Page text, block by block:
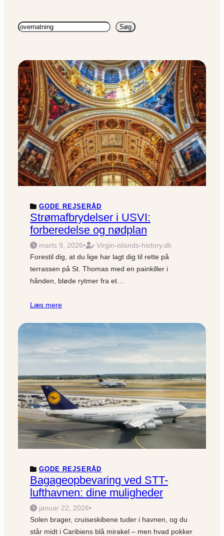
Søg Søg
GODE REJSERÅD
Strømafbrydelser i USVI:
forberedelse og nødplan
marts 9, 2026•
Virgin-islands-history.dk
Forestil dig, at du lige har lagt dig til rette på
terrassen på St. Thomas med en painkiller i
hånden, bløde rytmer fra et…
Læs mere
GODE REJSERÅD
Bagageopbevaring ved STT-
lufthavnen: dine muligheder
januar 22, 2026•
Solen brager, cruiseskibene tuder i havnen, og du
står midt i Caribiens blå mirakel – men hvad pokker